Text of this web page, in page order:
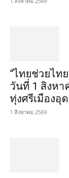
“ไทยช่วยไท
วันที่ 1 สิงหา
ทุ่งศรีเมืองอุ
1 สิงหาคม 2569